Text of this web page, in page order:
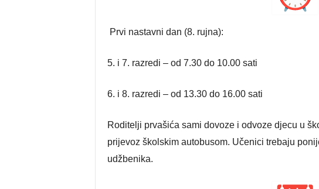
Prvi nastavni dan (8. rujna):
5. i 7. razredi – od 7.30 do 10.00 sati
6. i 8. razredi – od 13.30 do 16.00 sati
Roditelji prvašića sami dovoze i odvoze djecu u
prijevoz školskim autobusom. Učenici trebaju
udžbenika.